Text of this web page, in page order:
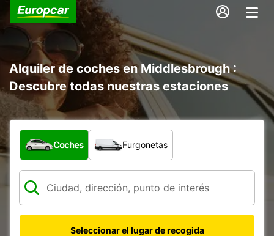
Alquiler de coches en Middlesbrough :
Descubre todas nuestras estaciones
¿Qué tipo de vehículo?
Coches Furgonetas
Seleccionar el lugar de recogida